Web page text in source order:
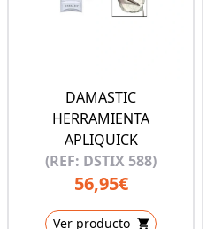
DAMASTIC
HERRAMIENTA
APLIQUICK
(REF: DSTIX 588)
56,95€
Ver producto